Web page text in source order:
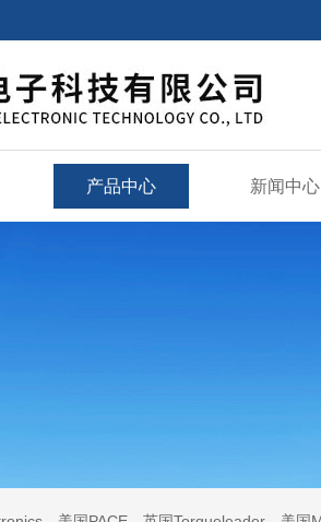
产品中心 新闻中心